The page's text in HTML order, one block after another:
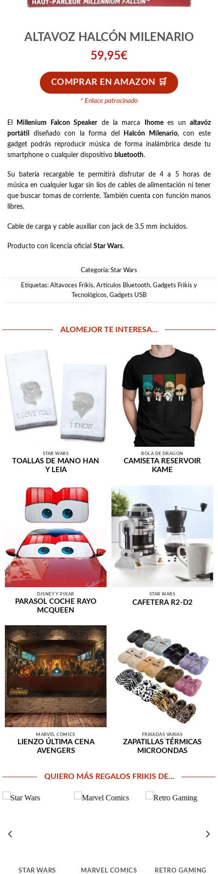
ALTAVOZ HALCÓN MILENARIO
59,95€
COMPRAR EN AMAZON
* Enlace patrocinado
El Millenium Falcon Speakerde la marca Ihomees unaltavóz
portátil
diseñado con la forma del Halcón Milenario, con este
gadget podrás reproducir música de forma inalámbrica desde tu
smartphone o cualquier dispositivo bluetooth.
Su batería recargable te permitirà disfrutar de 4 a 5 horas de
música en cualquier lugar sin líos de cables de alimentación ni tener
que buscar tomas de corriente. También cuenta con función manos
libres.
Cable de carga y cable auxiliar con jack de 3.5 mm incluidos.
Producto con licencia oficial Star Wars.
Categoría: Star Wars
Etiquetas: Altavoces Frikis, Artículos Bluetooth, Gadgets Frikis y
Tecnológicos, Gadgets USB
ALOMEJOR TE INTERESA...
STAR WARS
TOALLAS DE MANO HAN
Y LEIA
BOLA DE DRAGÓN
CAMISETA RESERVOIR
KAME
DISNEY Y PIXAR
PARASOL COCHE RAYO
MCQUEEN
STAR WARS
CAFETERA R2-D2
MARVEL COMICS
LIENZO ÚLTIMA CENA
AVENGERS
FRIKADAS VARIAS
ZAPATILLAS TÉRMICAS
MICROONDAS
QUIERO MÁS REGALOS FRIKIS DE...
STAR WARS MARVEL COMICS RETRO GAMING